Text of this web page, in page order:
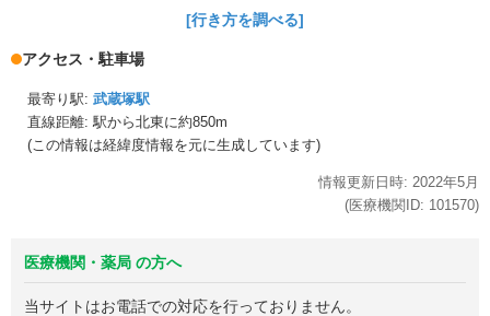
[行き方を調べる]
アクセス・駐車場
最寄り駅: 武蔵塚駅
直線距離: 駅から北東に約850m
(この情報は経緯度情報を元に生成しています)
情報更新日時: 2022年5月
(医療機関ID: 101570)
医療機関・薬局 の方へ
当サイトはお電話での対応を行っておりません。